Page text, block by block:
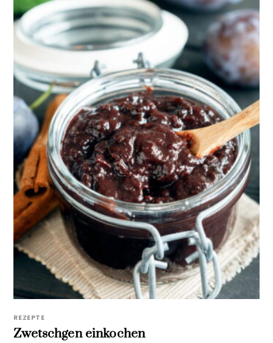
REZEPTE
Zwetschgen einkochen